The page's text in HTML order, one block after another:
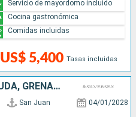
US$ 5,400 Tasas incluidas
Servicio de mayordomo incluido
Cocina gastronómica
Comidas incluidas
FRANCIA, ANTIGUA Y BARBUDA, GRENADA, ARUBA, PUERTO RICO
San Juan 04/01/2028